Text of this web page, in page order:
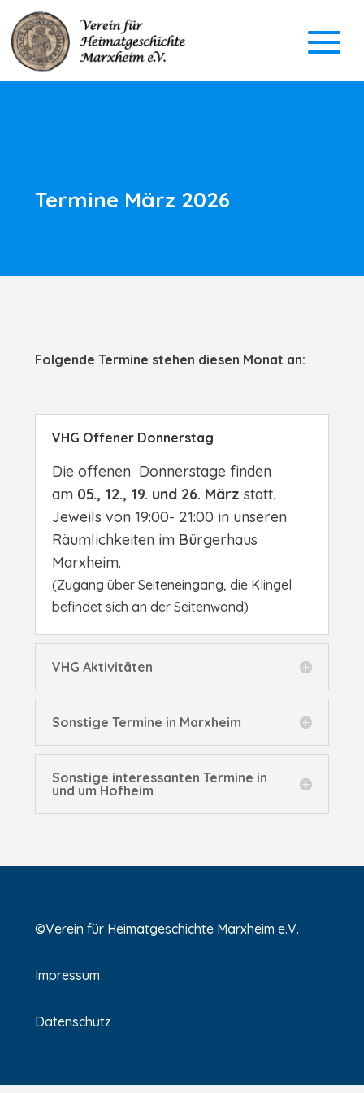
Termine März 2026
Folgende Termine stehen diesen Monat an:
VHG Offener Donnerstag
Die offenen Donnerstage finden
am 05., 12., 19. und 26. Märzstatt.
Jeweils von 19:00- 21:00 in unseren
Räumlichkeiten im Bürgerhaus
Marxheim.
(Zugang über Seiteneingang, die Klingel
befindet sich an der Seitenwand)
VHG Aktivitäten
Sonstige Termine in Marxheim
Sonstige interessanten Termine in
und um Hofheim
©Verein für Heimatgeschichte Marxheim e.V.
Impressum
Datenschutz